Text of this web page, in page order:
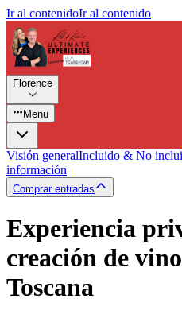
Ir al contenidoIr al contenido
Florence
Menu
Visión generalIncluido & No
información
Comprar entradas
Experiencia
creación de
Toscana